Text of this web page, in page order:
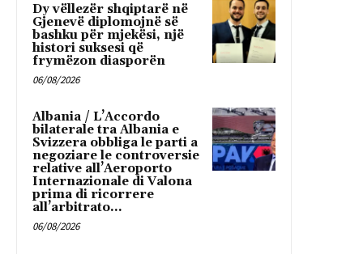
Dy vëllezër shqiptarë në
Gjenevë diplomojnë së
bashku për mjekësi, një
histori suksesi që
frymëzon diasporën
06/08/2026
Albania / L’Accordo
bilaterale tra Albania e
Svizzera obbliga le parti a
negoziare le controversie
relative all’Aeroporto
Internazionale di Valona
prima di ricorrere
all’arbitrato...
06/08/2026